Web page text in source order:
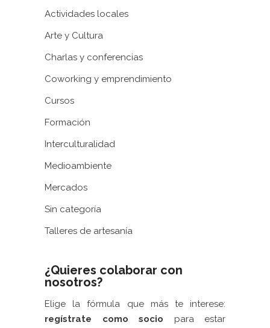
Actividades locales
Arte y Cultura
Charlas y conferencias
Coworking y emprendimiento
Cursos
Formación
Interculturalidad
Medioambiente
Mercados
Sin categoría
Talleres de artesanía
¿Quieres colaborar con
nosotros?
Elige la fórmula que más te interese:
regístrate como socio para estar